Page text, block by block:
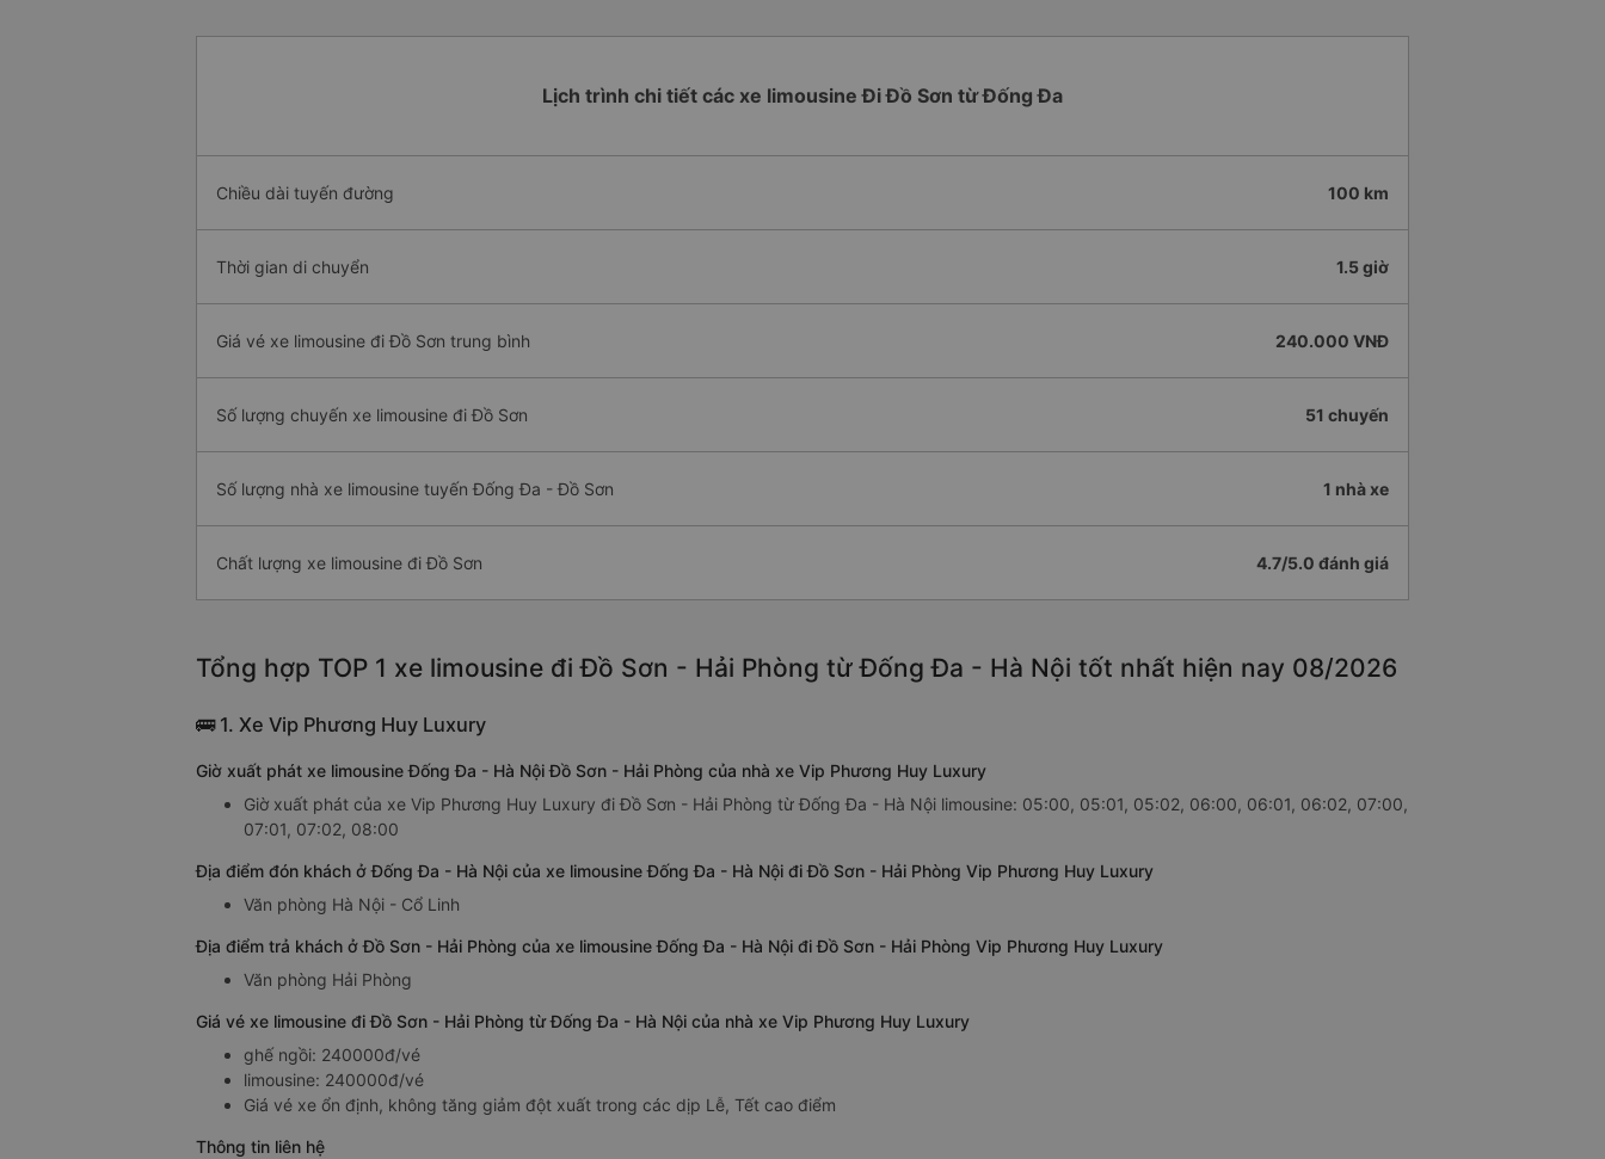
Lịch trình chi tiết các xe limousine Đi Đồ Sơn từ Đống Đa
Chiều dài tuyến đường 100 km
Thời gian di chuyển 1.5 giờ
Giá vé xe limousine đi Đồ Sơn trung bình 240.000 VNĐ
Số lượng chuyến xe limousine đi Đồ Sơn 51 chuyến
Số lượng nhà xe limousine tuyến Đống Đa - Đồ Sơn 1 nhà xe
Chất lượng xe limousine đi Đồ Sơn 4.7/5.0 đánh giá
Tổng hợp TOP 1 xe limousine đi Đồ Sơn - Hải Phòng từ Đống Đa - Hà Nội tốt nhất hiện nay 08/2026
🚌 1. Xe Vip Phương Huy Luxury
Giờ xuất phát xe limousine Đống Đa - Hà Nội Đồ Sơn - Hải Phòng của nhà xe Vip Phương Huy Luxury
Giờ xuất phát của xe Vip Phương Huy Luxury đi Đồ Sơn - Hải Phòng từ Đống Đa - Hà Nội limousine: 05:00, 05:01, 05:02, 06:00, 06:01, 06:02, 07:00,
07:01, 07:02, 08:00
Địa điểm đón khách ở Đống Đa - Hà Nội của xe limousine Đống Đa - Hà Nội đi Đồ Sơn - Hải Phòng Vip Phương Huy Luxury
Văn phòng Hà Nội - Cổ Linh
Địa điểm trả khách ở Đồ Sơn - Hải Phòng của xe limousine Đống Đa - Hà Nội đi Đồ Sơn - Hải Phòng Vip Phương Huy Luxury
Văn phòng Hải Phòng
Giá vé xe limousine đi Đồ Sơn - Hải Phòng từ Đống Đa - Hà Nội của nhà xe Vip Phương Huy Luxury
ghế ngồi: 240000đ/vé
limousine: 240000đ/vé
Giá vé xe ổn định, không tăng giảm đột xuất trong các dịp Lễ, Tết cao điểm
Thông tin liên hệ